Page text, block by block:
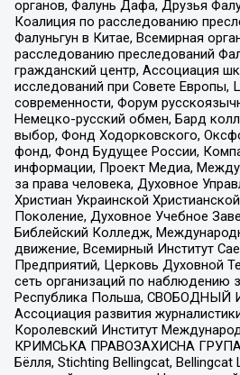
органов, Фалунь Дафа, Друзья
Коалиция по расследованию
Фалуньгун в Китае, Всемирная
расследованию преследований
гражданский центр, Ассоциация
исследований при Совете Европы,
современности, Форум
Немецко-русский обмен, Бард
выбор, Фонд Ходорковского,
фонд, Фонд Будущее России,
информации, Проект Медиа,
за права человека, Духовное
Христиан Украинской
Поколение, Духовное Учебное
Библейский Колледж,
движение, Всемирный Институт
Предприятий, Церковь Духовной
сеть организаций по наблюдению
Республика Польша, СВОБОДНЫЙ
Ассоциация развития
Королевский Институт
КРИМСЬКА ПРАВОЗАХИСНА ГРУПА,
Бёлля, Stichting Bellingcat, Bellingcat